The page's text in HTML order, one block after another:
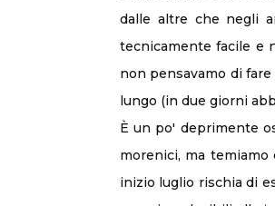
dalle altre che negli
tecnicamente facile e
non pensavamo di
lungo (in due giorni
È un po' deprimente
morenici, ma temiamo
inizio luglio rischia di